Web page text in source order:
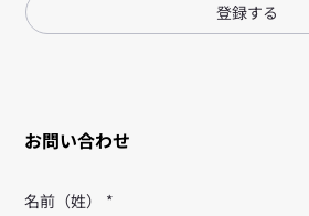
登録する
お問い合わせ
名前（姓） *